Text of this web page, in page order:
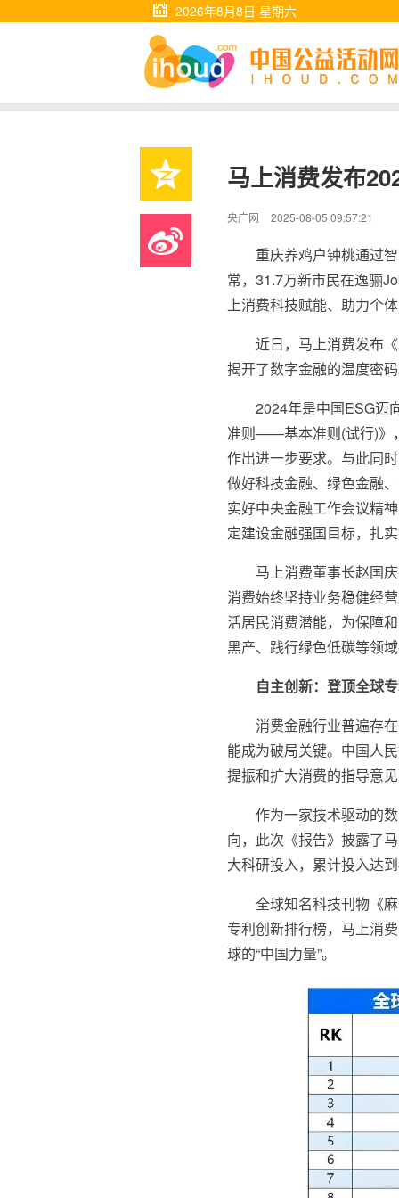
2026年8月8日 星期六
马上消费发布
央广网 2025-08-05 09:57:21
重庆养鸡户钟桃通过
常，31.7万新市民在逸骊
上消费科技赋能、助力个
近日，马上消费发布
揭开了数字金融的温度密
2024年是中国ESG迈
准则——基本准则(试行)》
作出进一步要求。与此同
做好科技金融、绿色金融
实好中央金融工作会议精
定建设金融强国目标，扎
马上消费董事长赵国
消费始终坚持业务稳健经
活居民消费潜能，为保障
黑产、践行绿色低碳等领
自主创新：登顶全球
消费金融行业普遍存
能成为破局关键。中国人
提振和扩大消费的指导意
作为一家技术驱动的
向，此次《报告》披露了
大科研投入，累计投入达
全球知名科技刊物《
专利创新排行榜，马上消
球的“中国力量”。